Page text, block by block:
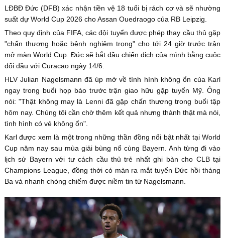
LĐBĐ Đức (DFB) xác nhận tiền vệ 18 tuổi bị rách cơ và sẽ nhường
suất dự World Cup 2026 cho Assan Ouedraogo của RB Leipzig.
Theo quy định của FIFA, các đội tuyển được phép thay cầu thủ gặp
"chấn thương hoặc bệnh nghiêm trọng" cho tới 24 giờ trước trận
mở màn World Cup. Đức sẽ bắt đầu chiến dịch của mình bằng cuộc
đối đầu với Curacao ngày 14/6.
HLV Julian Nagelsmann đã úp mở về tình hình không ổn của Karl
ngay trong buổi họp báo trước trận giao hữu gặp tuyển Mỹ. Ông
nói: "Thật không may là Lenni đã gặp chấn thương trong buổi tập
hôm nay. Chúng tôi cần chờ thêm kết quả nhưng thành thật mà nói,
tình hình có vẻ không ổn".
Karl được xem là một trong những thần đồng nổi bật nhất tại World
Cup năm nay sau mùa giải bùng nổ cùng Bayern. Anh từng đi vào
lịch sử Bayern với tư cách cầu thủ trẻ nhất ghi bàn cho CLB tại
Champions League, đồng thời có màn ra mắt tuyển Đức hồi tháng
Ba và nhanh chóng chiếm được niềm tin từ Nagelsmann.